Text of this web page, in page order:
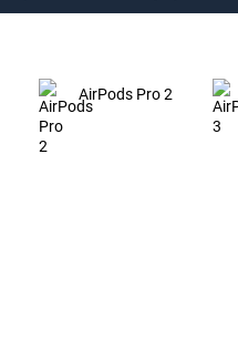
AirPods Pro 2